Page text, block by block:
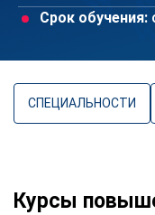
Срок обучения:
СПЕЦИАЛЬНОСТИ
Курсы